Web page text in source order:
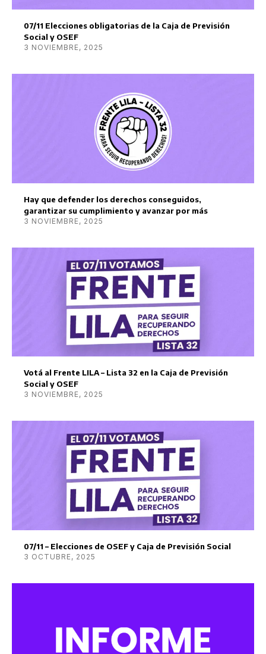
07/11 Elecciones obligatorias de la Caja de Previsión
Social y OSEF
3 NOVIEMBRE, 2025
Hay que defender los derechos conseguidos,
garantizar su cumplimiento y avanzar por más
3 NOVIEMBRE, 2025
Votá al Frente LILA – Lista 32 en la Caja de Previsión
Social y OSEF
3 NOVIEMBRE, 2025
07/11 – Elecciones de OSEF y Caja de Previsión Social
3 OCTUBRE, 2025